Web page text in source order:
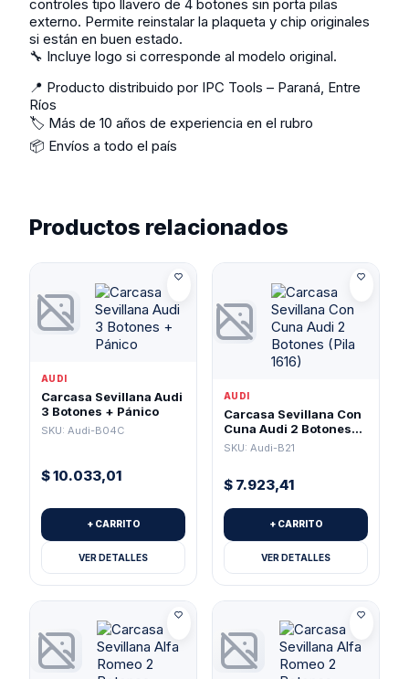
controles tipo llavero de 4 botones sin porta pilas
externo. Permite reinstalar la plaqueta y chip originales
si están en buen estado.
🔧 Incluye logo si corresponde al modelo original.
📍 Producto distribuido por IPC Tools – Paraná, Entre
Ríos
🏷️ Más de 10 años de experiencia en el rubro
📦 Envíos a todo el país
Productos relacionados
AUDI
Carcasa Sevillana Audi
3 Botones + Pánico
SKU: Audi-B04C
$10.033,01
+ CARRITO
VER DETALLES
AUDI
Carcasa Sevillana Con
Cuna Audi 2 Botones
(Pila 1616)
SKU: Audi-B21
$ 7.923,41
+ CARRITO
VER DETALLES